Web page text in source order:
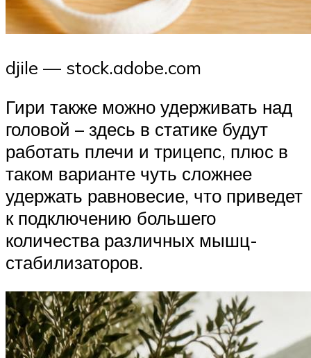
djile — stock.adobe.com
Гири также можно удерживать над
головой – здесь в статике будут
работать плечи и трицепс, плюс в
таком варианте чуть сложнее
удержать равновесие, что приведет
к подключению большего
количества различных мышц-
стабилизаторов.